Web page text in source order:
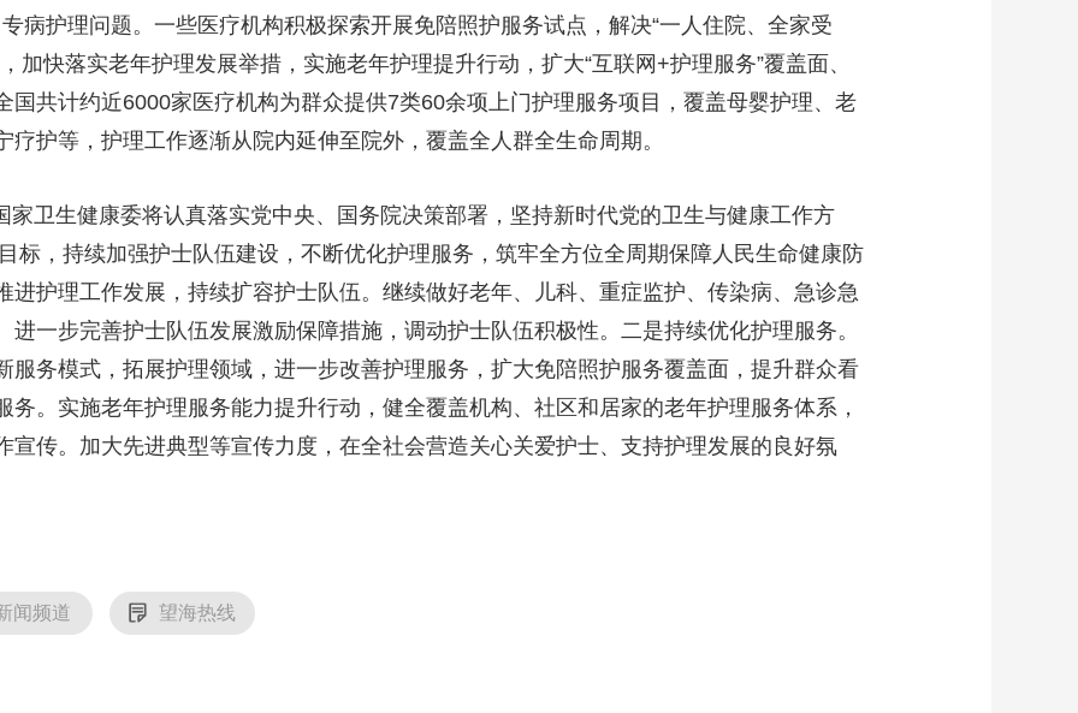
云起 超级工厂 智敬中国 全民健康 颜选攻略 海洋 时尚 天气 才艺 网展 央央好物
病护理问题。一些医疗机构积极探索开展免陪照护服务试点，解决“一人住院、全家受
加快落实老年护理发展举措，实施老年护理提升行动，扩大“互联网+护理服务”覆盖面、
国共计约近6000家医疗机构为群众提供7类60余项上门护理服务项目，覆盖母婴护理、老
护等，护理工作逐渐从院内延伸至院外，覆盖全人群全生命周期。
生健康委将认真落实党中央、国务院决策部署，坚持新时代党的卫生与健康工作方
标，持续加强护士队伍建设，不断优化护理服务，筑牢全方位全周期保障人民生命健康防
进护理工作发展，持续扩容护士队伍。继续做好老年、儿科、重症监护、传染病、急诊急
一步完善护士队伍发展激励保障措施，调动护士队伍积极性。二是持续优化护理服务。
服务模式，拓展护理领域，进一步改善护理服务，扩大免陪照护服务覆盖面，提升群众看
。实施老年护理服务能力提升行动，健全覆盖机构、社区和居家的老年护理服务体系，
宣传。加大先进典型等宣传力度，在全社会营造关心关爱护士、支持护理发展的良好氛
闻频道 望海热线